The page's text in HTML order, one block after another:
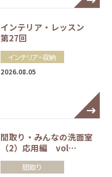
インテリア・レッスン
第27回
インテリア・収納
2026.08.05
間取り・みんなの洗面室
（2）応用編 vol…
間取り